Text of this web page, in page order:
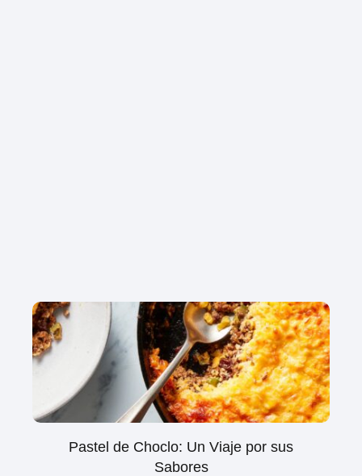
Pastel de Choclo: Un Viaje por sus
Sabores